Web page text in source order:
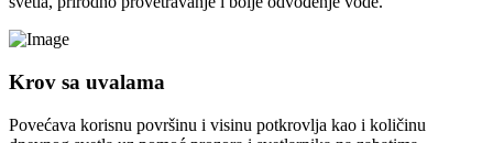
Krov sa uvalama
Povećava korisnu površinu i visinu potkrovlja kao i količinu